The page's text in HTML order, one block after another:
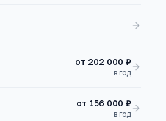
от 202 000 ₽
в год
от 156 000 ₽
в год